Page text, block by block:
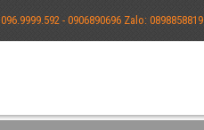
096.9999.592 - 0906890696 Zalo: 0898858819